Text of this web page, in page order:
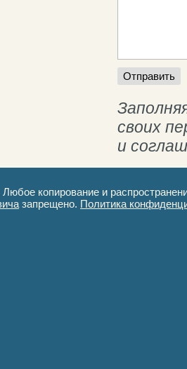
своих
и
копирование и
запрещено. Политика